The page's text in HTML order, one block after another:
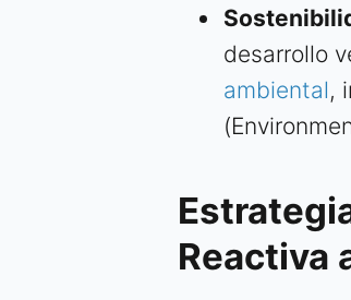
desarrollo
ambiental,
Reactiva